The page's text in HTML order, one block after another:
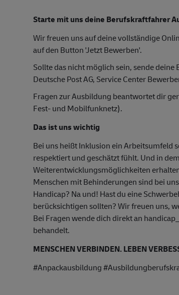
Starte mit uns deine Berufskraftfahrer
Wir freuen uns auf deine vollständige
auf den Button 'Jetzt Bewerben'.
Sollte das nicht möglich sein, sende deine
Deutsche Post AG, Service Center
Fragen zur Ausbildung beantwortet dir
Fest- und Mobilfunknetz).
Das ist uns wichtig
Bei uns heißt Inklusion ein Arbeitsumfeld
respektiert und geschätzt fühlt. Und in
Weiterentwicklungsmöglichkeiten
Menschen mit Behinderungen sind bei
Handicap? Na und! Hast du eine
berücksichtigen sollten? Wir freuen uns,
Bei Fragen wende dich direkt an
behandelt.
MENSCHEN VERBINDEN. LEBEN
#Anpackausbildung